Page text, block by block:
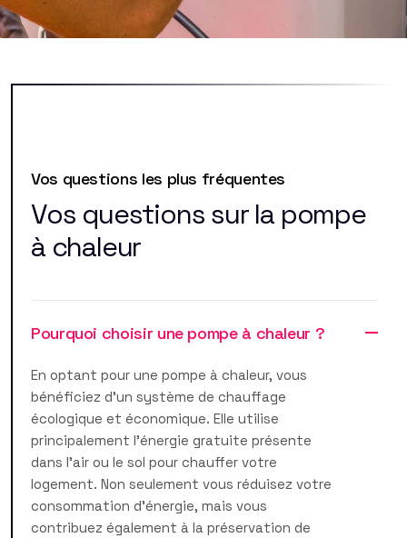
Vos questions les plus fréquentes
Vos questions sur la pompe
à chaleur
Pourquoi choisir une pompe à chaleur ?
En optant pour une pompe à chaleur, vous
bénéficiez d'un système de chauffage
écologique et économique. Elle utilise
principalement l'énergie gratuite présente
dans l'air ou le sol pour chauffer votre
logement. Non seulement vous réduisez votre
consommation d'énergie, mais vous
contribuez également à la préservation de